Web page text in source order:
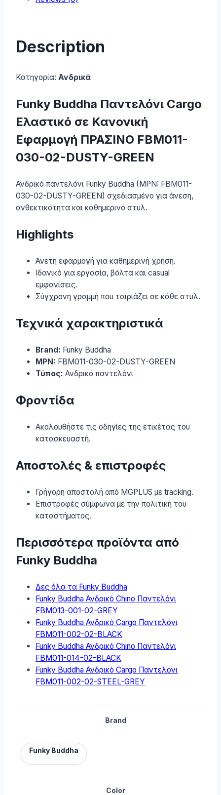
Description
Κατηγορία: Ανδρικά
Funky Buddha Παντελόνι Cargo
Ελαστικό σε Κανονική
Εφαρμογή ΠΡΑΣΙΝΟ FBM011-
030-02-DUSTY-GREEN
Ανδρικό παντελόνι Funky Buddha (MPN: FBM011-
030-02-DUSTY-GREEN) σχεδιασμένο για άνεση,
ανθεκτικότητα και καθημερινό στυλ.
Highlights
Άνετη εφαρμογή για καθημερινή χρήση.
Ιδανικό για εργασία, βόλτα και casual
εμφανίσεις.
Σύγχρονη γραμμή που ταιριάζει σε κάθε στυλ.
Τεχνικά χαρακτηριστικά
Brand: Funky Buddha
MPN: FBM011-030-02-DUSTY-GREEN
Τύπος: Ανδρικό παντελόνι
Φροντίδα
Ακολουθήστε τις οδηγίες της ετικέτας του
κατασκευαστή.
Αποστολές & επιστροφές
Γρήγορη αποστολή από MGPLUS με tracking.
Επιστροφές σύμφωνα με την πολιτική του
καταστήματος.
Περισσότερα προϊόντα από
Funky Buddha
Δες όλα τα Funky Buddha
Funky Buddha Ανδρικό Chino Παντελόνι
FBM013-001-02-GREY
Funky Buddha Ανδρικό Cargo Παντελόνι
FBM011-002-02-BLACK
Funky Buddha Ανδρικό Chino Παντελόνι
FBM011-014-02-BLACK
Funky Buddha Ανδρικό Cargo Παντελόνι
FBM011-002-02-STEEL-GREY
Brand
Funky Buddha
Color